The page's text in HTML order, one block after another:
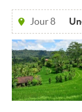
Jour 8